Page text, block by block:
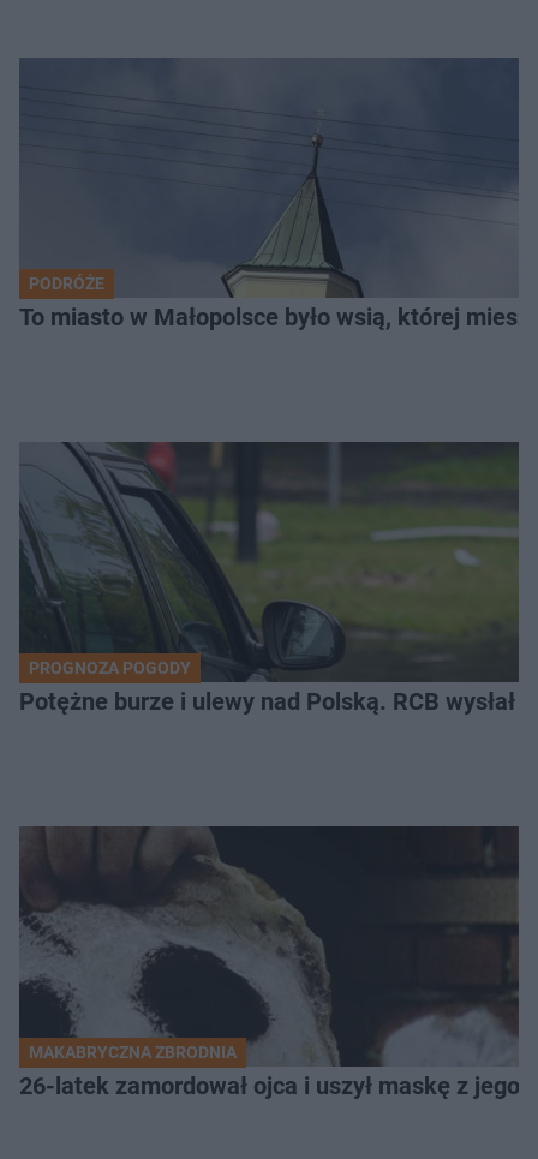
PODRÓŻE
To miasto w Małopolsce było wsią, której
PROGNOZA POGODY
Potężne burze i ulewy nad Polską. RCB
MAKABRYCZNA ZBRODNIA
26-latek zamordował ojca i uszył maskę z